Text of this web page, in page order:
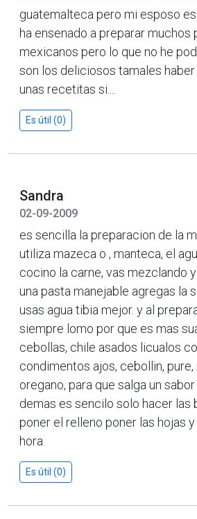
guatemalteca pero mi esposo
ha ensenado a preparar muchos
mexicanos pero lo que no he
son los deliciosos tamales haber
unas recetitas si....
Es útil (0)
Sandra
02-09-2009
es sencilla la preparacion de la
utiliza mazeca o , manteca, el
cocino la carne, vas mezclando
una pasta manejable agregas la
usas agua tibia mejor. y al
siempre lomo por que es mas
cebollas, chile asados licualos
condimentos ajos, cebollin,
oregano, para que salga un
demas es sencilo solo hacer las
poner el relleno poner las hojas
hora.
Es útil (0)